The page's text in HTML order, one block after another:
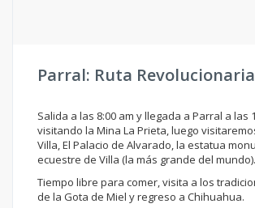
Parral: Ruta Revolucionaria
Salida a las 8:00 am y llegada a Parral a las
visitando la Mina La Prieta, luego
Villa, El Palacio de Alvarado, la estatua
ecuestre de Villa (la más grande del mundo).
Tiempo libre para comer, visita a los
de la Gota de Miel y regreso a Chihuahua.